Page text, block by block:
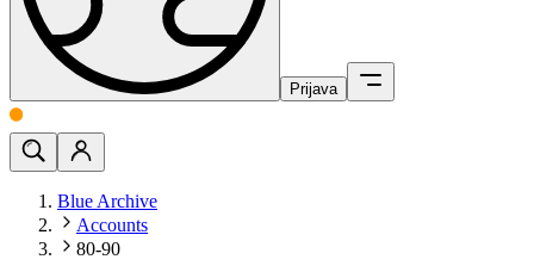
Prijava
Blue Archive
Accounts
80-90